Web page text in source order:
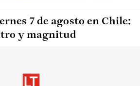
7 de agosto en Chile:
y magnitud